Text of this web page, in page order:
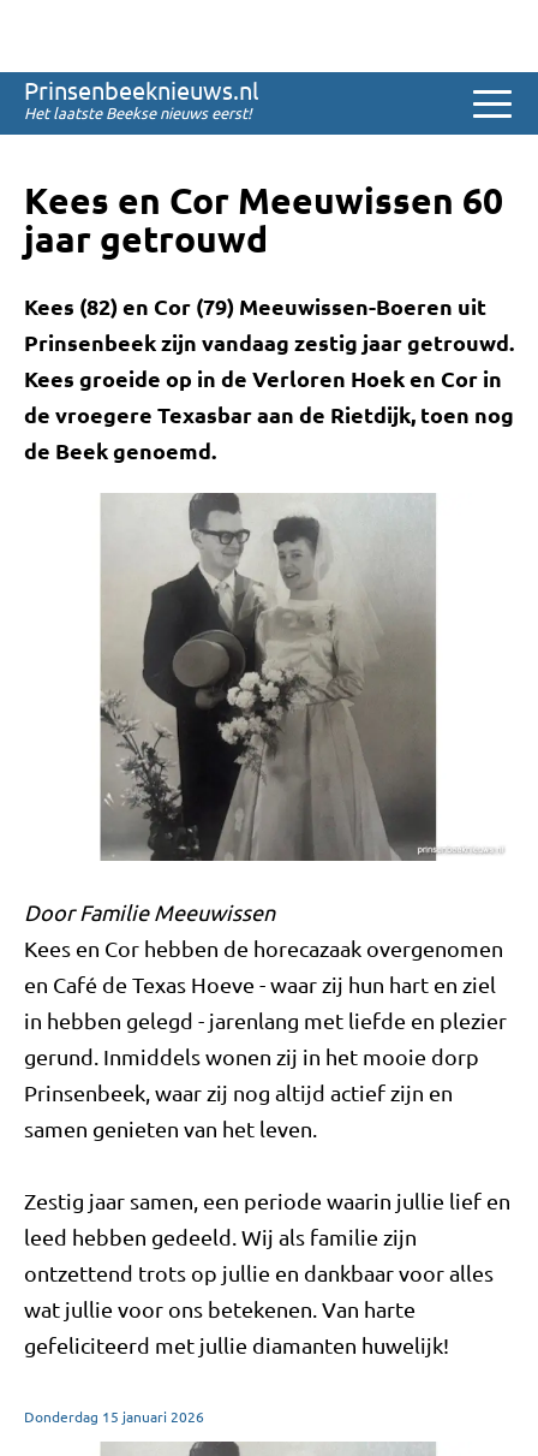
Prinsenbeeknieuws.nl
Het laatste Beekse nieuws eerst!
Kees en Cor Meeuwissen 60
jaar getrouwd
Kees (82) en Cor (79) Meeuwissen-Boeren uit
Prinsenbeek zijn vandaag zestig jaar getrouwd.
Kees groeide op in de Verloren Hoek en Cor in
de vroegere Texasbar aan de Rietdijk, toen nog
de Beek genoemd.
Door Familie Meeuwissen
Kees en Cor hebben de horecazaak overgenomen
en Café de Texas Hoeve - waar zij hun hart en ziel
in hebben gelegd - jarenlang met liefde en plezier
gerund. Inmiddels wonen zij in het mooie dorp
Prinsenbeek, waar zij nog altijd actief zijn en
samen genieten van het leven.
Zestig jaar samen, een periode waarin jullie lief en
leed hebben gedeeld. Wij als familie zijn
ontzettend trots op jullie en dankbaar voor alles
wat jullie voor ons betekenen. Van harte
gefeliciteerd met jullie diamanten huwelijk!
Donderdag 15 januari 2026